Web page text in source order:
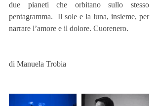
due pianeti che orbitano sullo stesso
pentagramma.  Il sole e la luna, insieme, per
narrare l’amore e il dolore. Cuorenero.
di Manuela Trobia